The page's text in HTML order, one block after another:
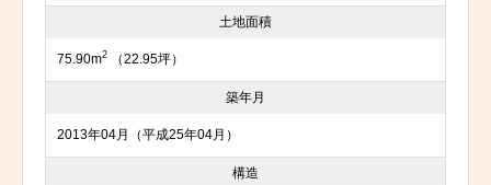
土地面積
75.90m2 （22.95坪）
築年月
2013年04月（平成25年04月）
構造